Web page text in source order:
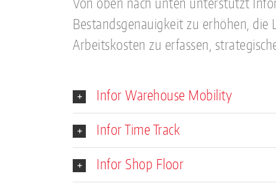
Bestandsgenauigkeit zu erhöhen, die
Arbeitskosten zu erfassen,
Infor Warehouse Mobility
Infor Time Track
Infor Shop Floor